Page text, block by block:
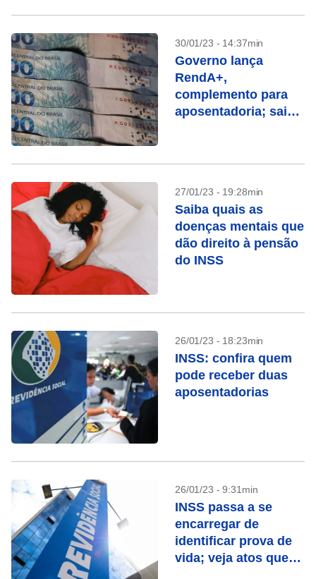
30/01/23 - 14:37min
Governo lança
RendA+,
complemento para
aposentadoria; saiba
27/01/23 - 19:28min
Saiba quais as
doenças mentais que
dão direito à pensão
do INSS
26/01/23 - 18:23min
INSS: confira quem
pode receber duas
aposentadorias
26/01/23 - 9:31min
INSS passa a se
encarregar de
identificar prova de
vida; veja atos que